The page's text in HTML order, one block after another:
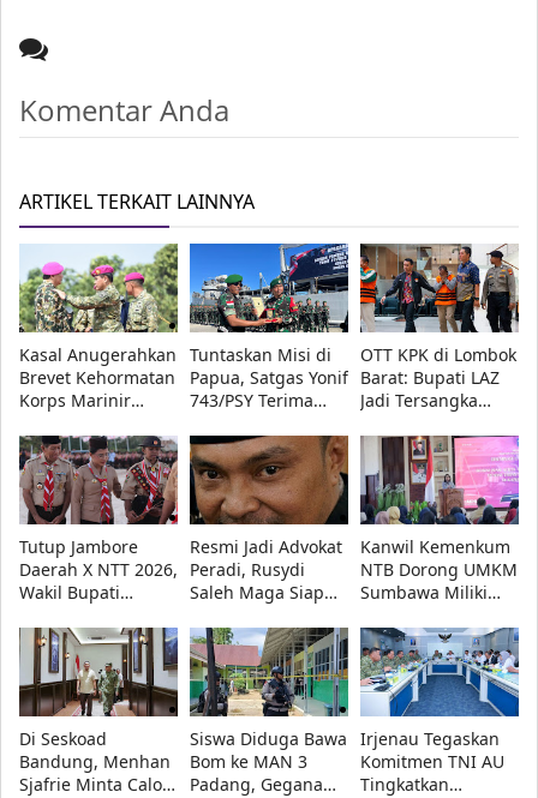
Komentar Anda
ARTIKEL TERKAIT LAINNYA
Kasal Anugerahkan
Brevet Kehormatan
Korps Marinir
Sjafrie, Kasad,
Kasau, dan
Wapang TNI
Tuntaskan Misi di
Papua, Satgas Yonif
743/PSY Terima
Pangdam
XVII/Cenderawasih
OTT KPK di Lombok
Barat: Bupati LAZ
Jadi Tersangka
Dua Orang Lain
Tutup Jambore
Daerah X NTT 2026,
Wakil Bupati
Pramuka Tetap
Utamakan
Pendidikan
Resmi Jadi Advokat
Peradi, Rusydi
Saleh Maga Siap
dan Lindungi
Kebebasan Pers
Kanwil Kemenkum
NTB Dorong UMKM
Sumbawa Miliki
Lewat AHU Online
Di Seskoad
Bandung, Menhan
Sjafrie Minta Calon
Siswa Diduga Bawa
Bom ke MAN 3
Padang, Gegana
Irjenau Tegaskan
Komitmen TNI AU
Tingkatkan